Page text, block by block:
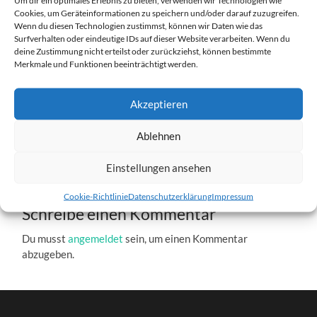
Cookies, um Geräteinformationen zu speichern und/oder darauf zuzugreifen.
Wenn du diesen Technologien zustimmst, können wir Daten wie das
Surfverhalten oder eindeutige IDs auf dieser Website verarbeiten. Wenn du
deine Zustimmung nicht erteilst oder zurückziehst, können bestimmte
Merkmale und Funktionen beeinträchtigt werden.
Akzeptieren
Ablehnen
Einstellungen ansehen
Cookie-RichtlinieDatenschutzerklärungImpressum
ximg2603b_166.jpg
27. DEZEMBER 2016 137x137 PX
« Vorheriger
Schreibe einen Kommentar
Du musstangemeldet sein, um einen Kommentar
abzugeben.